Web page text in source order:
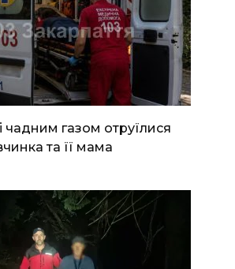
чадним газом отруїлися
та її мама